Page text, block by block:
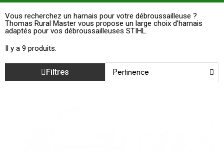
Vous recherchez un harnais pour votre débroussailleuse ?
Thomas Rural Master vous propose un large choix d'harnais
adaptés pour vos débroussailleuses STIHL.
Il y a 9 produits.
Filtres